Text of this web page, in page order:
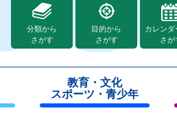
分類から
さがす
目的から
さがす
カレンダ
さが
教育・文化
スポーツ・青少年